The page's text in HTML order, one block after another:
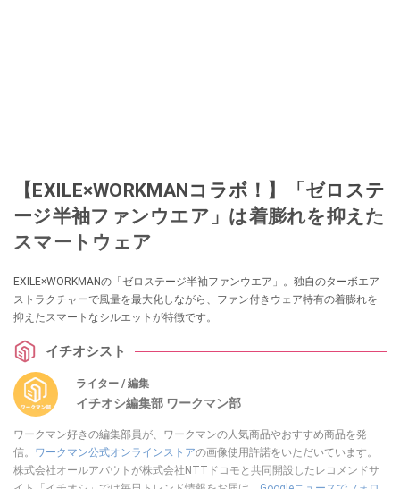
【EXILE×WORKMANコラボ！】「ゼロステ
ージ半袖ファンウエア」は着膨れを抑えた
スマートウェア
EXILE×WORKMANの「ゼロステージ半袖ファンウエア」。独自のターボエア
ストラクチャーで風量を最大化しながら、ファン付きウェア特有の着膨れを
抑えたスマートなシルエットが特徴です。
イチオシスト
ライター / 編集
イチオシ編集部 ワークマン部
ワークマン好きの編集部員が、ワークマンの人気商品やおすすめ商品を発
信。 ワークマン公式オンラインストアの画像使用許諾をいただいています。
株式会社オールアバウトが株式会社NTTドコモと共同開設したレコメンドサ